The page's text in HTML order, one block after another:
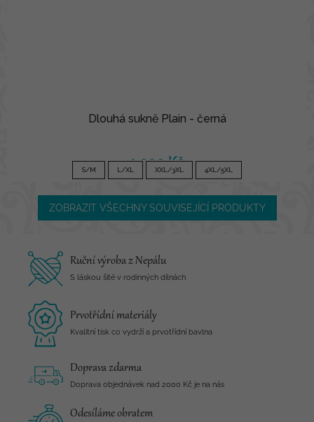
Dlouhá sukně Plain - černá
1 090 Kč
S/M L/XL XXL/3XL 4XL/5XL
ZOBRAZIT VŠECHNY SOUVISEJÍCÍ PRODUKTY
Ruční výroba z Nepálu
S láskou šité v rodinných dílnách
Prvotřídní materiály
Kvalitní tisk co vydrží a prvotřídní bavlna
Doprava zdarma
Doprava objednávek nad 2000 Kč je na nás
Odesíláme obratem